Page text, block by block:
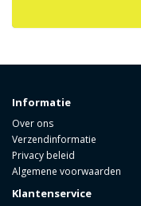
Informatie
Over ons
Verzendinformatie
Privacy beleid
Algemene voorwaarden
Klantenservice